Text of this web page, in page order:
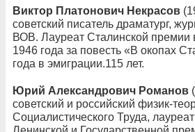
Виктор Платонович Некрасов
советский писатель драматург,
ВОВ. Лауреат Сталинской премии
1946 года за повесть «В окопах
года в эмиграции.115 лет.
Юрий Александрович Романов
советский и российский физик-
Социалистического Труда,